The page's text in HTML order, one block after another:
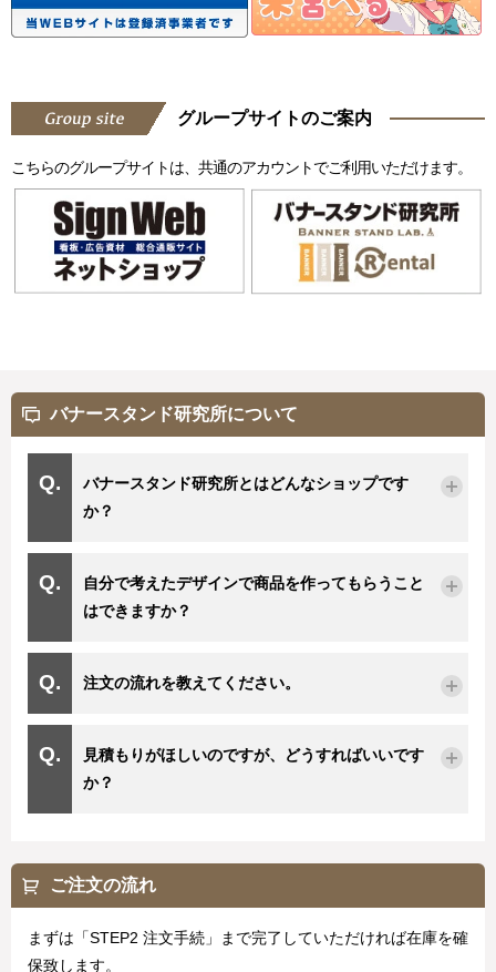
グループサイトのご案内
こちらのグループサイトは、共通のアカウントでご利用いただけます。
バナースタンド研究所について
バナースタンド研究所とはどんなショップです
か？
自分で考えたデザインで商品を作ってもらうこと
はできますか？
注文の流れを教えてください。
見積もりがほしいのですが、どうすればいいです
か？
ご注文の流れ
まずは「STEP2 注文手続」まで完了していただければ在庫を確
保致します。